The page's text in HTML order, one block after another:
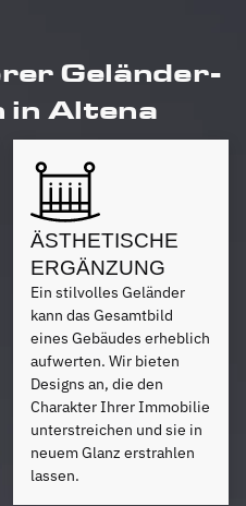
Geländer-
in Altena
ÄSTHETISCHE
ERGÄNZUNG
Ein stilvolles Geländer
kann das Gesamtbild
eines Gebäudes erheblich
aufwerten. Wir bieten
Designs an, die den
Charakter Ihrer Immobilie
unterstreichen und sie in
neuem Glanz erstrahlen
lassen.